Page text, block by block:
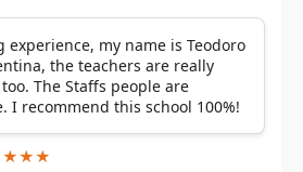
experience, my name is Teodoro
the teachers are really
The Staffs people are
I recommend this school 100%!